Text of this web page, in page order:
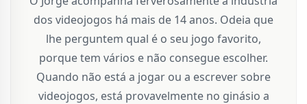
dos videojogos há mais de 14 anos. Odeia que
lhe perguntem qual é o seu jogo favorito,
porque tem vários e não consegue escolher.
Quando não está a jogar ou a escrever sobre
videojogos, está provavelmente no ginásio a